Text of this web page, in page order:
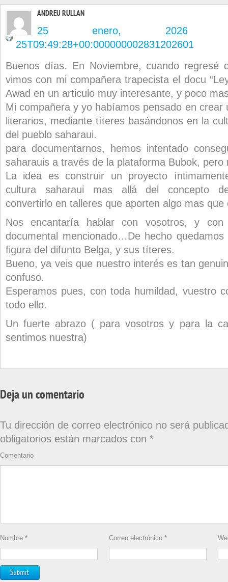
ANDREU RULLAN
25 enero, 2026
25T09:49:28+00:000000002831202601
Buenos días. En Noviembre, cuando regresé
vimos con mi compañera trapecista el docu
Awad en un articulo muy interesante, y poco
Mi compañera y yo habíamos pensado en crear
literarios, mediante títeres basándonos en la
del pueblo saharaui.
para documentarnos, hemos intentado
saharauis a través de la plataforma Bubok, pero
La idea es construir un proyecto
cultura saharaui mas allá del concepto
convertirlo en talleres que aporten algo mas que
Nos encantaría hablar con vosotros, y con
documental mencionado…De hecho
figura del difunto Belga, y sus títeres.
Bueno, ya veis que nuestro interés es tan
confuso.
Esperamos pues, con toda humildad, vuestro
todo ello.
Un fuerte abrazo ( para vosotros y para la
sentimos nuestra)
Deja un comentario
Tu dirección de correo electrónico no será
obligatorios están marcados con *
Comentario
Nombre * Correo electrónico *